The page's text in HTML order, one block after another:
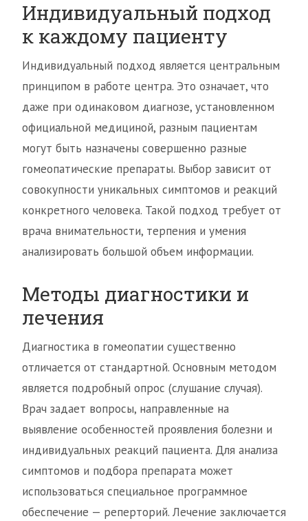
Индивидуальный подход
к каждому пациенту
Индивидуальный подход является центральным
принципом в работе центра. Это означает, что
даже при одинаковом диагнозе, установленном
официальной медициной, разным пациентам
могут быть назначены совершенно разные
гомеопатические препараты. Выбор зависит от
совокупности уникальных симптомов и реакций
конкретного человека. Такой подход требует от
врача внимательности, терпения и умения
анализировать большой объем информации.
Методы диагностики и
лечения
Диагностика в гомеопатии существенно
отличается от стандартной. Основным методом
является подробный опрос (слушание случая).
Врач задает вопросы, направленные на
выявление особенностей проявления болезни и
индивидуальных реакций пациента. Для анализа
симптомов и подбора препарата может
использоваться специальное программное
обеспечение — реперторий. Лечение заключается